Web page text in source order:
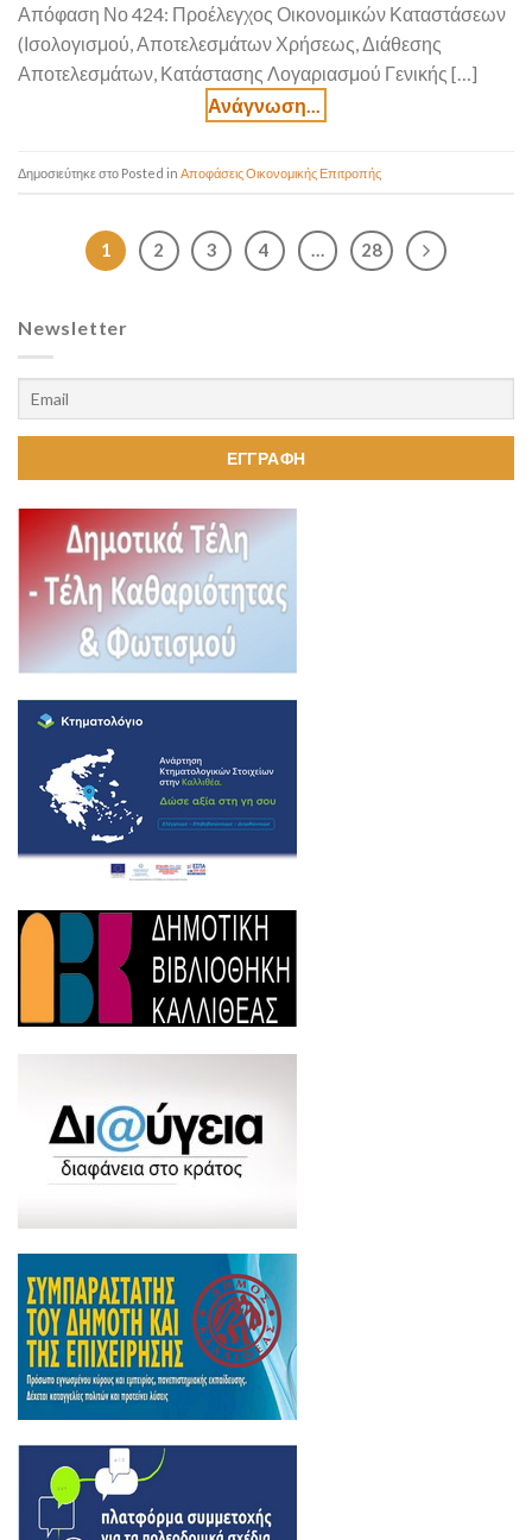
Απόφαση Νο 424: Προέλεγχος Οικονομικών Καταστάσεων
(Ισολογισμού, Αποτελεσμάτων Χρήσεως, Διάθεσης
Αποτελεσμάτων, Κατάστασης Λογαριασμού Γενικής […]
Posted in Αποφάσεις Οικονομικής Επιτροπής
1 2 3 4 … 28
Newsletter